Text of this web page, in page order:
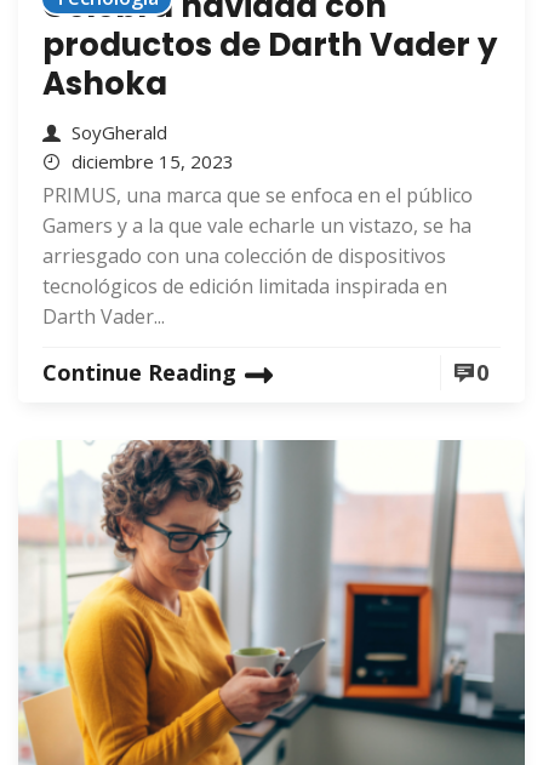
productos de Darth Vader y
Ashoka
SoyGherald
diciembre 15, 2023
PRIMUS, una marca que se enfoca en el público
Gamers y a la que vale echarle un vistazo, se ha
arriesgado con una colección de dispositivos
tecnológicos de edición limitada inspirada en
Darth Vader...
Continue Reading 0